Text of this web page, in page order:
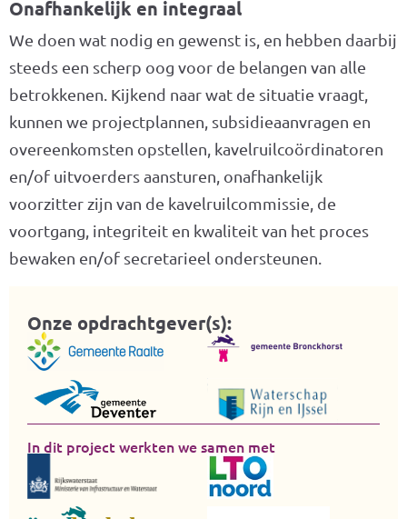
Onafhankelijk en integraal
We doen wat nodig en gewenst is, en hebben daarbij
steeds een scherp oog voor de belangen van alle
betrokkenen. Kijkend naar wat de situatie vraagt,
kunnen we projectplannen, subsidieaanvragen en
overeenkomsten opstellen, kavelruilcoördinatoren
en/of uitvoerders aansturen, onafhankelijk
voorzitter zijn van de kavelruilcommissie, de
voortgang, integriteit en kwaliteit van het proces
bewaken en/of secretarieel ondersteunen.
Onze opdrachtgever(s):
In dit project werkten we samen met